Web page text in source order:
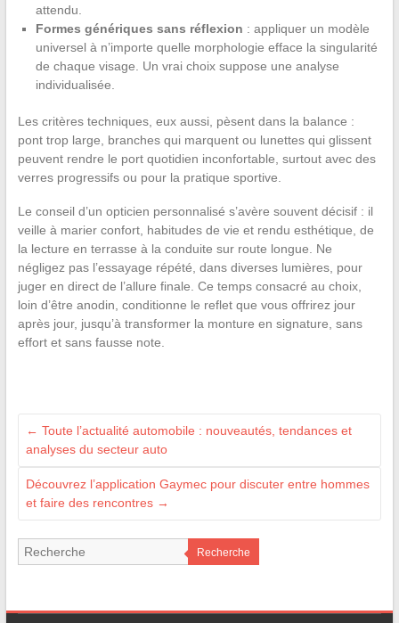
attendu.
Formes génériques sans réflexion : appliquer un modèle
universel à n’importe quelle morphologie efface la singularité
de chaque visage. Un vrai choix suppose une analyse
individualisée.
Les critères techniques, eux aussi, pèsent dans la balance :
pont trop large, branches qui marquent ou lunettes qui glissent
peuvent rendre le port quotidien inconfortable, surtout avec des
verres progressifs ou pour la pratique sportive.
Le conseil d’un opticien personnalisé s’avère souvent décisif : il
veille à marier confort, habitudes de vie et rendu esthétique, de
la lecture en terrasse à la conduite sur route longue. Ne
négligez pas l’essayage répété, dans diverses lumières, pour
juger en direct de l’allure finale. Ce temps consacré au choix,
loin d’être anodin, conditionne le reflet que vous offrirez jour
après jour, jusqu’à transformer la monture en signature, sans
effort et sans fausse note.
← Toute l’actualité automobile : nouveautés, tendances et
analyses du secteur auto
Découvrez l’application Gaymec pour discuter entre hommes
et faire des rencontres →
Recherche